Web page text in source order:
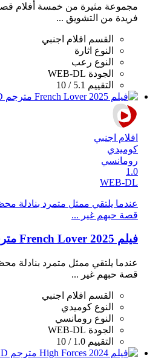
مجموعة مثيرة من خمسة أفلام
فريدة من التشويق ...
القسم افلام اجنبي
النوع اثارة
النوع رعب
الجودة WEB-DL
التقييم 5.1 / 10
افلام اجنبي
كوميدي
رومانسي
1.0
WEB-DL
عندما يلتقي ممثل متمرد بنادلة
قصة حبهم غير ...
فيلم French Lover 2025 مترجم HD
عندما يلتقي ممثل متمرد بنادلة
قصة حبهم غير ...
القسم
افلام اجنبي
النوع كوميدي
النوع رومانسي
الجودة WEB-DL
التقييم 1.0 / 10